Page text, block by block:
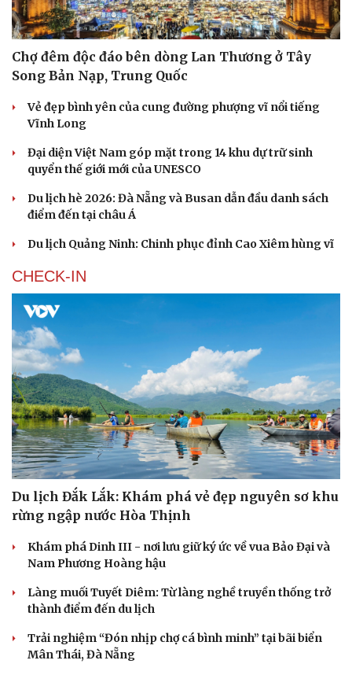
Chợ đêm độc đáo bên dòng Lan Thương ở Tây
Song Bản Nạp, Trung Quốc
Vẻ đẹp bình yên của cung đường phượng vĩ nổi tiếng
Vĩnh Long
Đại diện Việt Nam góp mặt trong 14 khu dự trữ sinh
quyển thế giới mới của UNESCO
Du lịch hè 2026: Đà Nẵng và Busan dẫn đầu danh sách
điểm đến tại châu Á
Du lịch Quảng Ninh: Chinh phục đỉnh Cao Xiêm hùng vĩ
CHECK-IN
Du lịch Đắk Lắk: Khám phá vẻ đẹp nguyên sơ khu
rừng ngập nước Hòa Thịnh
Khám phá Dinh III - nơi lưu giữ ký ức về vua Bảo Đại và
Nam Phương Hoàng hậu
Làng muối Tuyết Diêm: Từ làng nghề truyền thống trở
thành điểm đến du lịch
Trải nghiệm “Đón nhịp chợ cá bình minh” tại bãi biển
Mân Thái, Đà Nẵng